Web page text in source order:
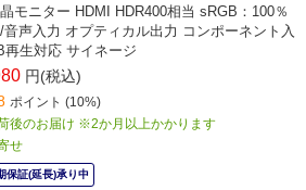
モニター HDMI HDR400相当 sRGB：100％
音声入力 オプティカル出力 コンポーネント入
再生対応 サイネージ
円(税込)
ポイント (10%)
後のお届け ※2か月以上かかります
せ
保証(延長)承り中